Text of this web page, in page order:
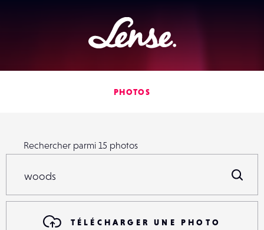
Lense
PHOTOS
Rechercher parmi 15 photos
TÉLÉCHARGER UNE PHOTO